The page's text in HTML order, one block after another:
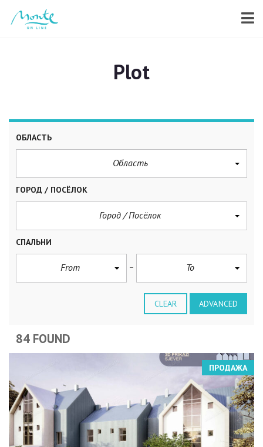
Plot
ОБЛАСТЬ
Область
ГОРОД / ПОСЁЛОК
Город / Посёлок
СПАЛЬНИ
From To
CLEAR ADVANCED
84 FOUND
ПРОДАЖА